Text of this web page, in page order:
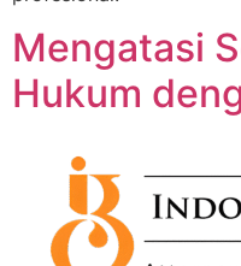
Mengatasi
Hukum